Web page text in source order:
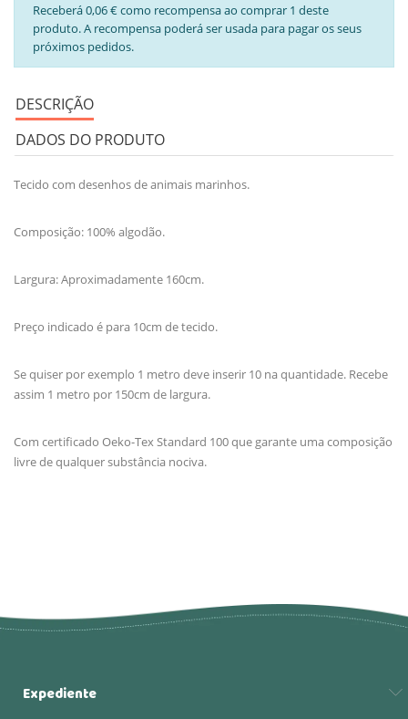
Receberá 0,06 € como recompensa ao comprar 1 deste
produto. A recompensa poderá ser usada para pagar os seus
próximos pedidos.
DESCRIÇÃO
DADOS DO PRODUTO
Tecido com desenhos de animais marinhos.
Composição: 100% algodão.
Largura: Aproximadamente 160cm.
Preço indicado é para 10cm de tecido.
Se quiser por exemplo 1 metro deve inserir 10 na quantidade. Recebe
assim 1 metro por 150cm de largura.
Com certificado Oeko-Tex Standard 100 que garante uma composição
livre de qualquer substância nociva.
Expediente